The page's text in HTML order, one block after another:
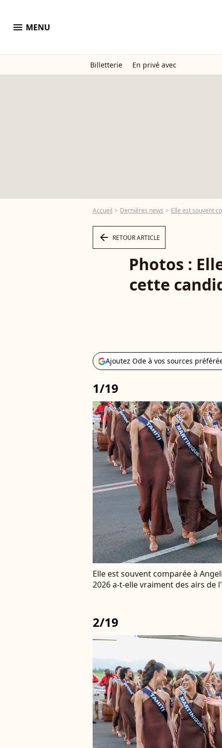
menu MENU
Billetterie En privé avec
Accueil Dernières news Elle est souvent
arrow_left RETOUR ARTICLE
Photos :
cette
Ajoutez Ode à vos sources
1/19
Elle est souvent comparée à
2026 a-t-elle vraiment des airs de
2/19